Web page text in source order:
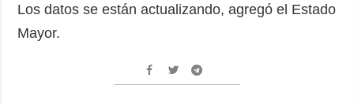
Los datos se están actualizando, agregó el Estado
Mayor.